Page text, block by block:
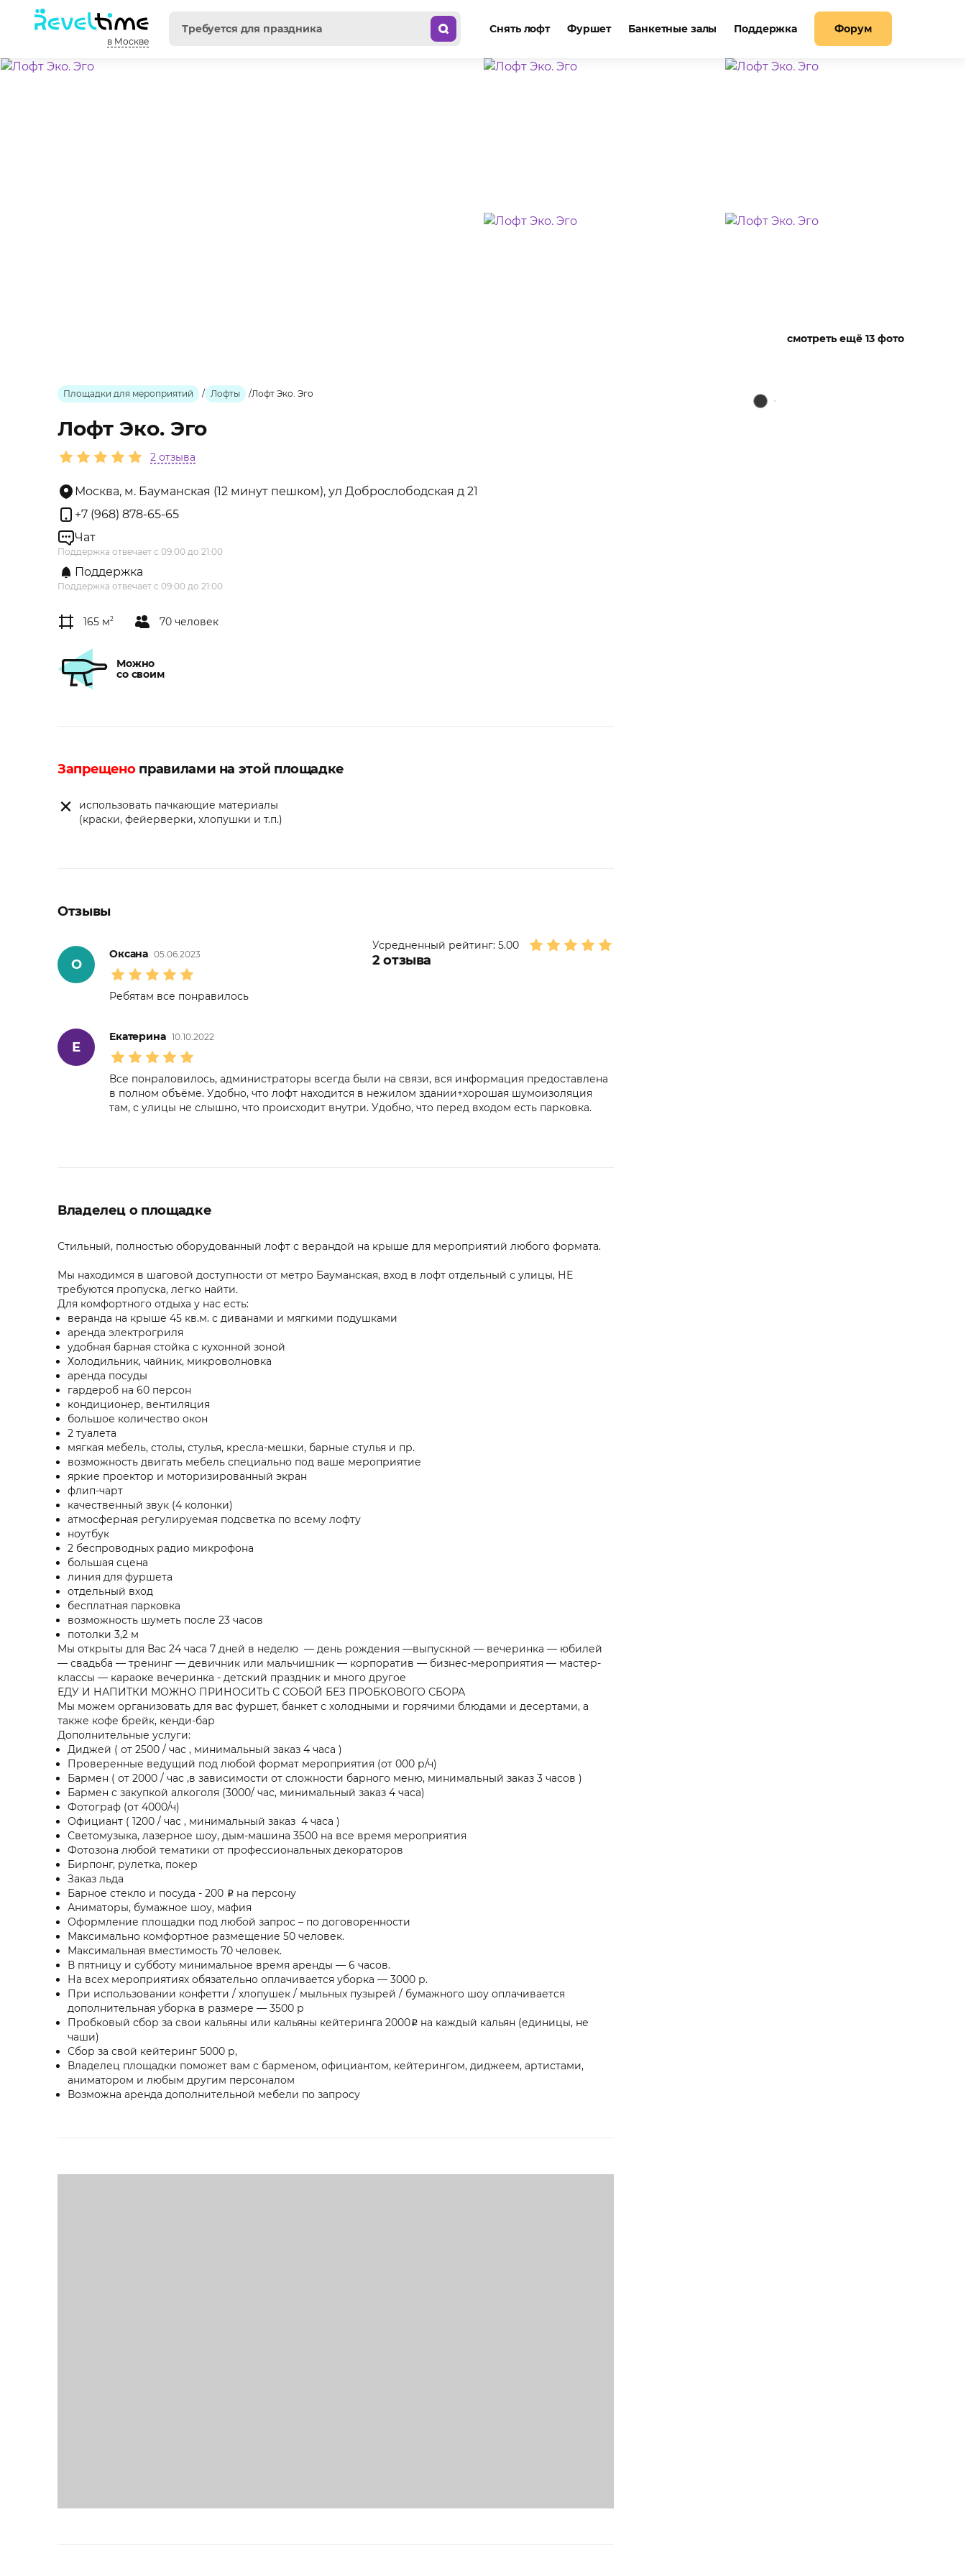
в Москве
Снять лофт Фуршет Банкетные залы Поддержка Форум
смотреть ещё 13 фото
Площадки для мероприятий / Лофты /Лофт Эко. Эго
Лофт Эко. Эго
2 отзыва
Москва, м. Бауманская (12 минут пешком), ул Доброслободская д 21
+7 (968) 878-65-65
Чат
Поддержка отвечает с 09:00 до 21:00
Поддержка
Поддержка отвечает с 09:00 до 21:00
165 м2 70 человек
Можно
со своим
Запрещеноправилами на этой площадке
использовать пачкающие материалы
(краски, фейерверки, хлопушки и т.п.)
Отзывы
Усредненный рейтинг: 5.00
2отзыва
О
Оксана 05.06.2023
Ребятам все понравилось
Е
Екатерина 10.10.2022
Все понраловилось, администраторы всегда были на связи, вся информация предоставлена
в полном объёме. Удобно, что лофт находится в нежилом здании+хорошая шумоизоляция
там, с улицы не слышно, что происходит внутри. Удобно, что перед входом есть парковка.
Владелец о площадке
Стильный, полностью оборудованный лофт с верандой на крыше для мероприятий любого формата.
Мы находимся в шаговой доступности от метро Бауманская, вход в лофт отдельный с улицы, НЕ
требуются пропуска, легко найти.
Для комфортного отдыха у нас есть:
веранда на крыше 45 кв.м. с диванами и мягкими подушками
аренда электрогриля
удобная барная стойка с кухонной зоной
Холодильник, чайник, микроволновка
аренда посуды
гардероб на 60 персон
кондиционер, вентиляция
большое количество окон
2 туалета
мягкая мебель, столы, стулья, кресла-мешки, барные стулья и пр.
возможность двигать мебель специально под ваше мероприятие
яркие проектор и моторизированный экран
флип-чарт
качественный звук (4 колонки)
атмосферная регулируемая подсветка по всему лофту
ноутбук
2 беспроводных радио микрофона
большая сцена
линия для фуршета
отдельный вход
бесплатная парковка
возможность шуметь после 23 часов
потолки 3,2 м
Мы открыты для Вас 24 часа 7 дней в неделю — день рождения —выпускной — вечеринка — юбилей
— свадьба — тренинг — девичник или мальчишник — корпоратив — бизнес-мероприятия — мастер-
классы — караоке вечеринка - детский праздник и много другое
ЕДУ И НАПИТКИ МОЖНО ПРИНОСИТЬ С СОБОЙ БЕЗ ПРОБКОВОГО СБОРА
Мы можем организовать для вас фуршет, банкет с холодными и горячими блюдами и десертами, а
также кофе брейк, кенди-бар
Дополнительные услуги:
Диджей ( от 2500 / час , минимальный заказ 4 часа )
Проверенные ведущий под любой формат мероприятия (от 000 р/ч)
Бармен ( от 2000 / час ,в зависимости от сложности барного меню, минимальный заказ 3 часов )
Бармен с закупкой алкоголя (3000/ час, минимальный заказ 4 часа)
Фотограф (от 4000/ч)
Официант ( 1200 / час , минимальный заказ 4 часа )
Светомузыка, лазерное шоу, дым-машина 3500 на все время мероприятия
Фотозона любой тематики от профессиональных декораторов
Бирпонг, рулетка, покер
Заказ льда
Барное стекло и посуда - 200 ₽ на персону
Аниматоры, бумажное шоу, мафия
Оформление площадки под любой запрос – по договоренности
Максимально комфортное размещение 50 человек.
Максимальная вместимость 70 человек.
В пятницу и субботу минимальное время аренды — 6 часов.
На всех мероприятиях обязательно оплачивается уборка — 3000 р.
При использовании конфетти / хлопушек / мыльных пузырей / бумажного шоу оплачивается
дополнительная уборка в размере — 3500 р
Пробковый сбор за свои кальяны или кальяны кейтеринга 2000₽ на каждый кальян (единицы, не
чаши)
Сбор за свой кейтеринг 5000 р,
Владелец площадки поможет вам с барменом, официантом, кейтерингом, диджеем, артистами,
аниматором и любым другим персоналом
Возможна аренда дополнительной мебели по запросу